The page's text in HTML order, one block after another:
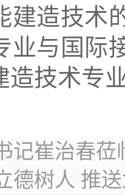
建造技术
业与国际
造技术专
记崔治春
德树人 推